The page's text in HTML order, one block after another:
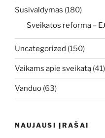
Susivaldymas (180)
Sveikatos reforma –
Uncategorized (150)
Vaikams apie sveikatą (41)
Vanduo (63)
NAUJAUSI ĮRAŠAI